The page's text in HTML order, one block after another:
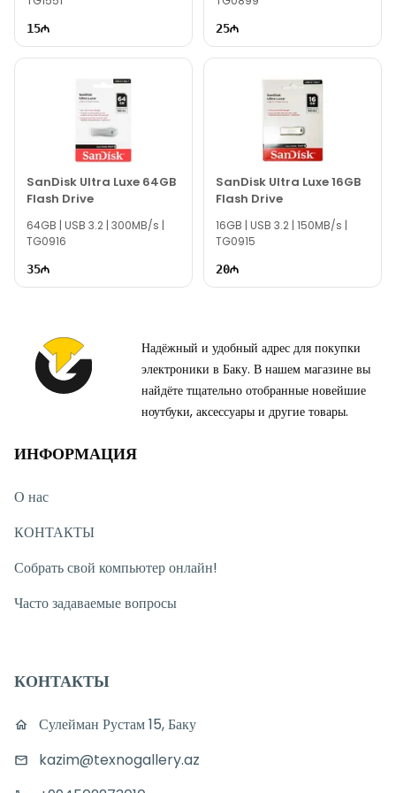
связанные с моделью USB Flash Drive Apacer AH359
64GB, через онлайн-поддержку на нашем сайте.
Вне рабочего времени вы можете оставить заявку по
Благодарим вас за проявленный интерес к нашей
компании!
15 25
SanDisk Ultra Luxe 64GB
Flash Drive
64GB | USB 3.2 | 300MB/s |
TG0916
35
SanDisk Ultra Luxe 16GB
Flash Drive
16GB | USB 3.2 | 150MB/s |
TG0915
20
Надёжный и удобный адрес для покупки
электроники в Баку. В нашем магазине вы
найдёте тщательно отобранные новейшие
ноутбуки, аксессуары и другие товары.
ИНФОРМАЦИЯ
О нас
КОНТАКТЫ
Собрать свой компьютер онлайн!
Часто задаваемые вопросы
КОНТАКТЫ
Сулейман Рустам 15, Баку
kazim@texnogallery.az